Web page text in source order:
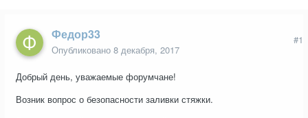
Федор33
Опубликовано 8 декабря, 2017
#1
Добрый день, уважаемые форумчане!
Возник вопрос о безопасности заливки стяжки.